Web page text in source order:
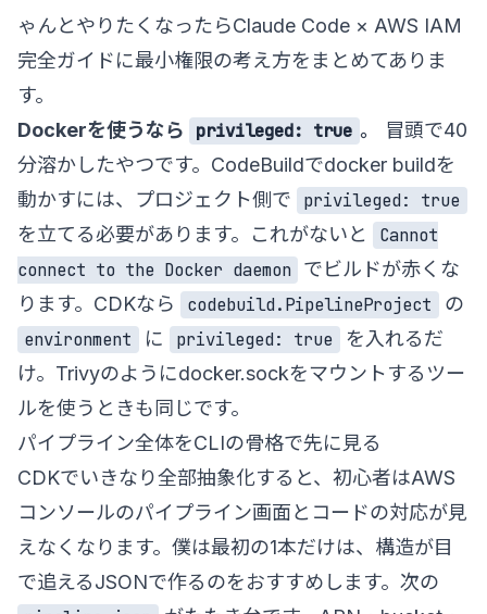
ゃんとやりたくなったらClaude Code × AWS IAM
完全ガイドに最小権限の考え方をまとめてありま
す。
Dockerを使うなら
privileged: true 。
冒頭で40
分溶かしたやつです。CodeBuildでdocker buildを
動かすには、プロジェクト側で
privileged: true
を立てる必要があります。これがないと
Cannot
connect to the Docker daemon
でビルドが赤くな
ります。CDKなら
codebuild.PipelineProject
の
environment
に privileged: true
を入れるだ
け。Trivyのようにdocker.sockをマウントするツー
ルを使うときも同じです。
パイプライン全体をCLIの骨格で先に見る
CDKでいきなり全部抽象化すると、初心者はAWS
コンソールのパイプライン画面とコードの対応が見
えなくなります。僕は最初の1本だけは、構造が目
で追えるJSONで作るのをおすすめします。次の